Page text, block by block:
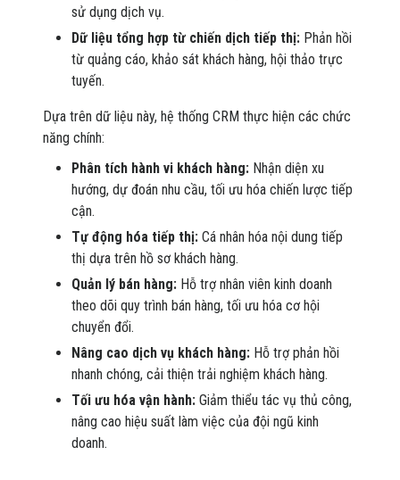
sử dụng dịch vụ.
Dữ liệu tổng hợp từ chiến dịch tiếp thị: Phản hồi
từ quảng cáo, khảo sát khách hàng, hội thảo trực
tuyến.
Dựa trên dữ liệu này, hệ thống CRM thực hiện các chức
năng chính:
Phân tích hành vi khách hàng: Nhận diện xu
hướng, dự đoán nhu cầu, tối ưu hóa chiến lược tiếp
cận.
Tự động hóa tiếp thị: Cá nhân hóa nội dung tiếp
thị dựa trên hồ sơ khách hàng.
Quản lý bán hàng: Hỗ trợ nhân viên kinh doanh
theo dõi quy trình bán hàng, tối ưu hóa cơ hội
chuyển đổi.
Nâng cao dịch vụ khách hàng: Hỗ trợ phản hồi
nhanh chóng, cải thiện trải nghiệm khách hàng.
Tối ưu hóa vận hành: Giảm thiểu tác vụ thủ công,
nâng cao hiệu suất làm việc của đội ngũ kinh
doanh.